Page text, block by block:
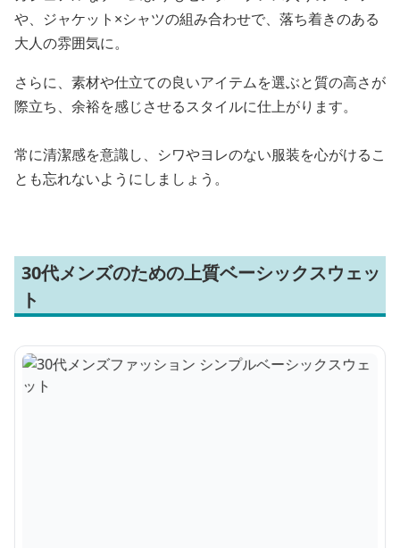
や、ジャケット×シャツの組み合わせで、落ち着きのある
大人の雰囲気に。
さらに、素材や仕立ての良いアイテムを選ぶと質の高さが
際立ち、余裕を感じさせるスタイルに仕上がります。
常に清潔感を意識し、シワやヨレのない服装を心がけるこ
とも忘れないようにしましょう。
30代メンズのための上質ベーシックスウェッ
ト